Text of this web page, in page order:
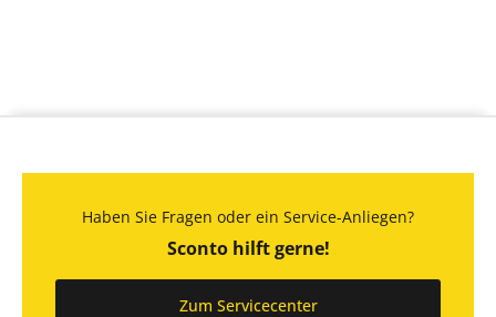
Haben Sie Fragen oder ein Service-Anliegen?
Sconto hilft gerne!
Zum Servicecenter